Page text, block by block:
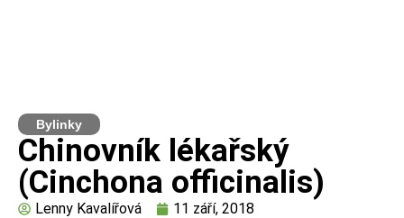
Bylinky
Chinovník lékařský
(Cinchona officinalis)
Lenny Kavalířová 11 září, 2018